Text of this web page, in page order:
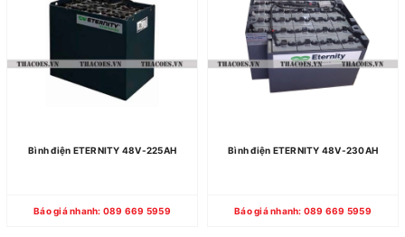
Bình điện ETERNITY 48V-225AH
Báo giá nhanh: 089 669 5959
Bình điện ETERNITY 48V-230AH
Báo giá nhanh: 089 669 5959